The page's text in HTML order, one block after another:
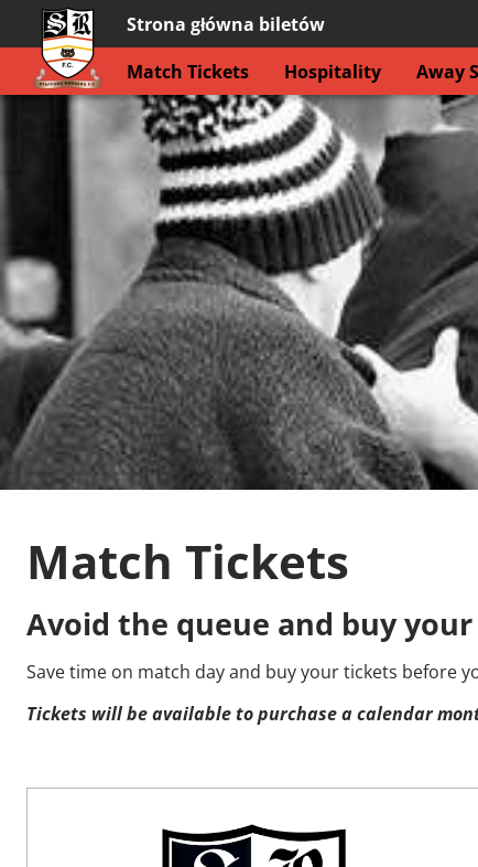
Strona główna biletów
Match Tickets
Hospitality Away
Match Tickets
Avoid the queue and buy
Save time on match day and buy your tickets before
Tickets will be available to purchase a calendar